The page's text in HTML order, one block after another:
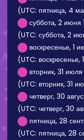
(UTC: пятница, 4
суббота, 2 июня
(UTC: суббота, 2
воскресенье, 1
(UTC:
вторник, 31
(UTC: вторник, 31
четверг, 30
(UTC: четверг, 30
пятница, 28
(UTC: пятница, 28